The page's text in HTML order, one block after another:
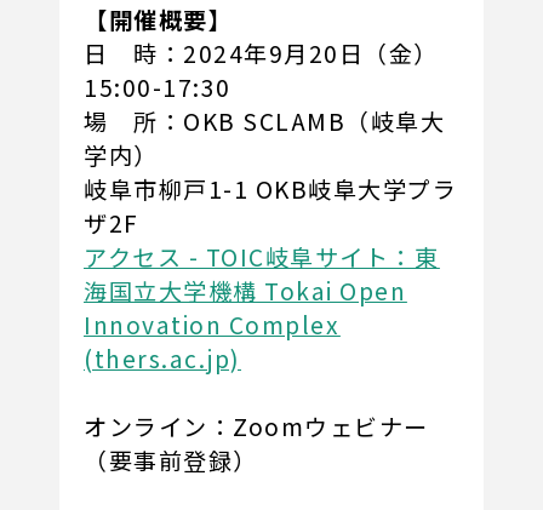
【開催概要】
日 時：2024年9月20日（金）
15:00-17:30
場 所：OKB SCLAMB（岐阜大
学内）
岐阜市柳戸1-1 OKB岐阜大学プラ
ザ2F
アクセス - TOIC岐阜サイト：東
海国立大学機構 Tokai Open
Innovation Complex
(thers.ac.jp)
オンライン：Zoomウェビナー
（要事前登録）